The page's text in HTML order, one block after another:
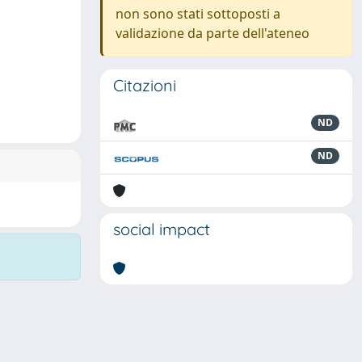
non sono stati sottoposti a
validazione da parte dell'ateneo
Citazioni
ND
ND
social impact